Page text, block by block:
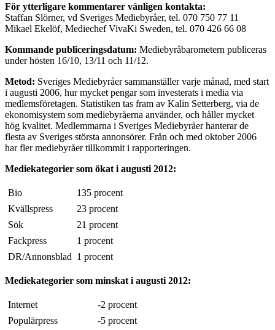
För ytterligare kommentarer vänligen kontakta:
Staffan Slörner, vd Sveriges Mediebyråer, tel. 070 750 77 11
Mikael Ekelöf, Mediechef VivaKi Sweden, tel. 070 426 66 08
Kommande publiceringsdatum: Mediebyråbarometern publiceras
under hösten 16/10, 13/11 och 11/12.
Metod: Sveriges Mediebyråer sammanställer varje månad, med start
i augusti 2006, hur mycket pengar som investerats i media via
medlemsföretagen. Statistiken tas fram av Kalin Setterberg, via de
ekonomisystem som mediebyråerna använder, och håller mycket
hög kvalitet. Medlemmarna i Sveriges Mediebyråer hanterar de
flesta av Sveriges största annonsörer. Från och med oktober 2006
har fler mediebyråer tillkommit i rapporteringen.
Mediekategorier som ökat i augusti 2012:
Bio
135 procent
Kvällspress
23 procent
Sök
21 procent
Fackpress
1 procent
DR/Annonsblad 1 procent
Mediekategorier som minskat i augusti 2012:
Internet
-2 procent
Populärpress
-5 procent